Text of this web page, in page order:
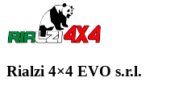
Rialzi 4×4 EVO s.r.l.